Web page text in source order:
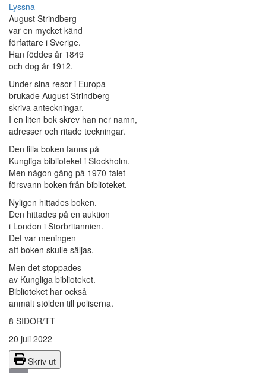
Lyssna
August Strindberg
var en mycket känd
författare i Sverige.
Han föddes år 1849
och dog år 1912.
Under sina resor i Europa
brukade August Strindberg
skriva anteckningar.
I en liten bok skrev han ner namn,
adresser och ritade teckningar.
Den lilla boken fanns på
Kungliga biblioteket i Stockholm.
Men någon gång på 1970-talet
försvann boken från biblioteket.
Nyligen hittades boken.
Den hittades på en auktion
i London i Storbritannien.
Det var meningen
att boken skulle säljas.
Men det stoppades
av Kungliga biblioteket.
Biblioteket har också
anmält stölden till poliserna.
8 SIDOR/TT
20 juli 2022
Skriv ut